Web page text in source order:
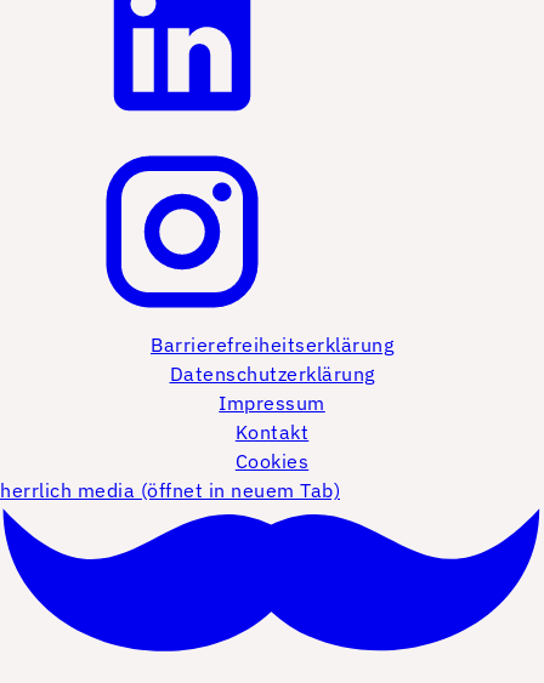
Barrierefreiheitserklärung
Datenschutzerklärung
Impressum
Kontakt
Cookies
herrlich media (öffnet in neuem Tab)